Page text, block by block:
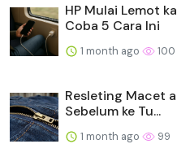
HP Mulai Lemot
Coba 5 Cara Ini
1 month ago 100
Resleting Macet
Sebelum ke Tu...
1 month ago 99